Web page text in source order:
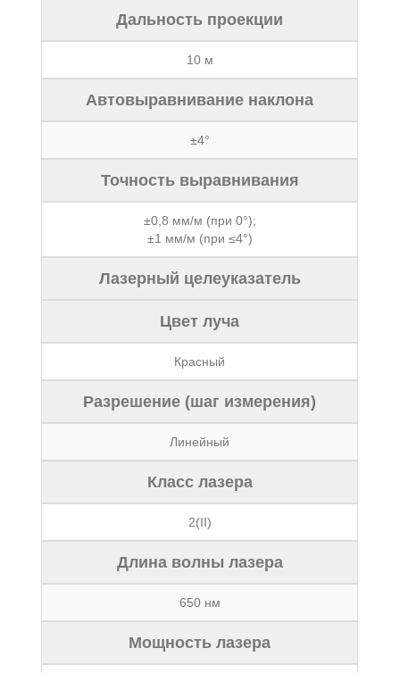
Дальность проекции
10 м
Автовыравнивание наклона
±4°
Точность выравнивания
±0,8 мм/м (при 0°);
±1 мм/м (при ≤4°)
Лазерный целеуказатель
Цвет луча
Красный
Разрешение (шаг измерения)
Линейный
Класс лазера
2(II)
Длина волны лазера
650 нм
Мощность лазера